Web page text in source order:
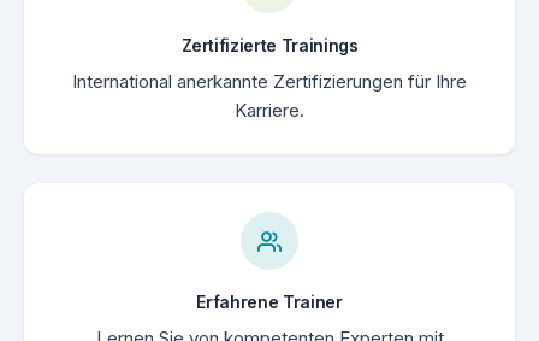
Zertifizierte Trainings
International anerkannte Zertifizierungen für Ihre
Karriere.
Erfahrene Trainer